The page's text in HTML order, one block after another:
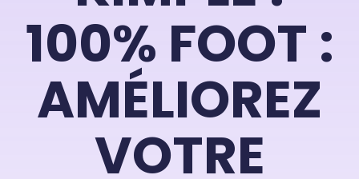
100% FOOT :
AMÉLIOREZ
VOTRE